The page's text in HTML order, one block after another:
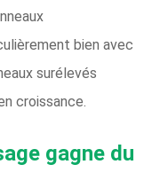
bien avec
surélevés
croissance.
gagne du